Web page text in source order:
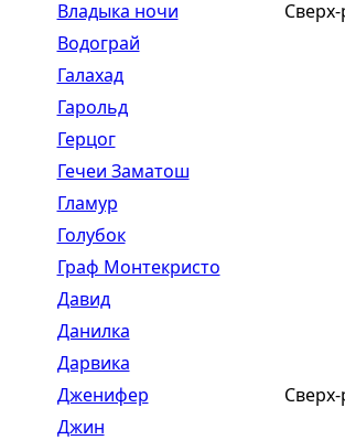
Владыка ночи
Водограй
Галахад
Гарольд
Герцог
Гечеи Заматош
Гламур
Голубок
Граф Монтекристо
Давид
Данилка
Дарвика
Дженифер
Джин